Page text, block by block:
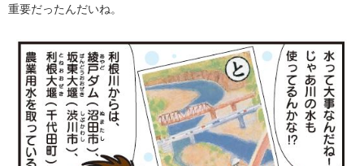
重要だったんだいね。